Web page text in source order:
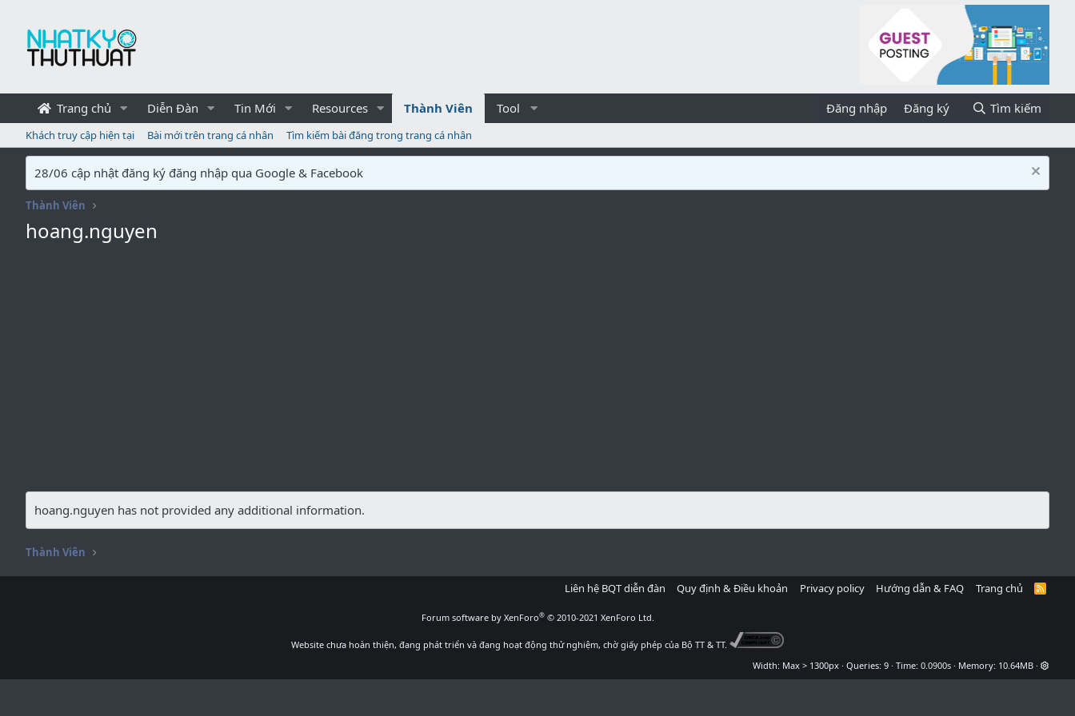
Trang chủ Diễn Đàn Tin Mới Resources Thành Viên Tool Đăng nhập Đăng ký Tìm kiếm
Khách truy cập hiện tại Bài mới trên trang cá nhân Tìm kiếm bài đăng trong trang cá nhân
28/06 cập nhật đăng ký đăng nhập qua Google & Facebook
Thành Viên
hoang.nguyen
hoang.nguyen has not provided any additional information.
Thành Viên
Liên hệ BQT diễn đàn Quy định & Điều khoản Privacy policy Hướng dẫn & FAQ Trang chủ
R
Forum software by XenForo® © 2010-2021 XenForo Ltd.
Website chưa hoàn thiện, đang phát triển và đang hoạt động thử nghiệm, chờ giấy phép của Bộ TT & TT.
Width
Queries 9 Time 0.0900s Memory 10.64MB